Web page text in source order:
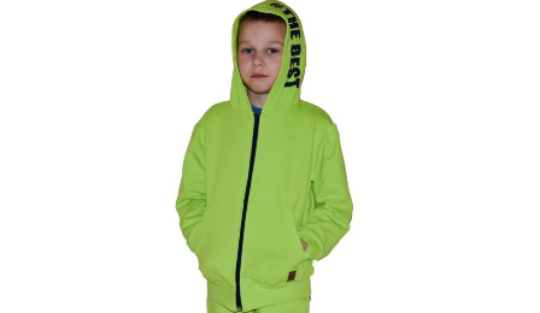
ma
wiele
wariantów.
Opcje
można
wybrać
stronie
produktu